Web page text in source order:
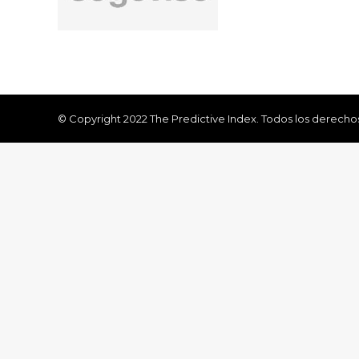
© Copyright 2022 The Predictive Index. Todos los